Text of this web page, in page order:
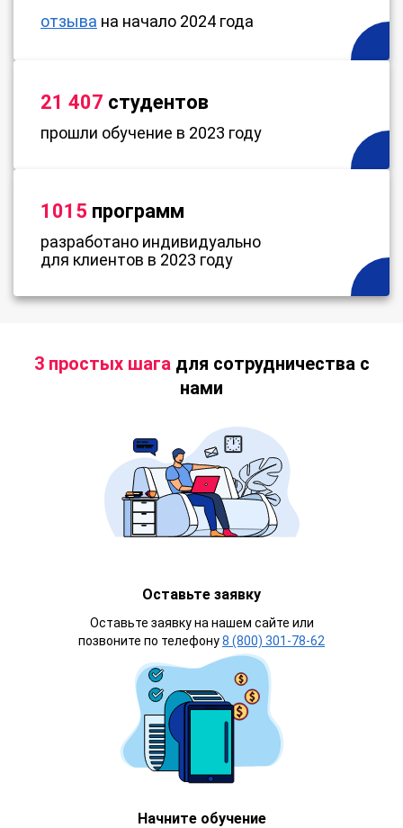
отзыва на начало 2024 года
21 407 студентов
прошли обучение в 2023 году
1015 программ
разработано индивидуально
для клиентов в 2023 году
3 простых шагадля сотрудничества с
нами
Оставьте заявку
Оставьте заявку на нашем сайте или
позвоните по телефону8 (800) 301-78-62
Начните обучение